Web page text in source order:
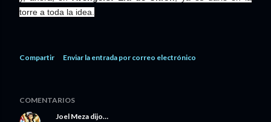
torre a toda la idea.
Compartir Enviar la entrada por correo electrónico
COMENTARIOS
Joel Meza dijo…